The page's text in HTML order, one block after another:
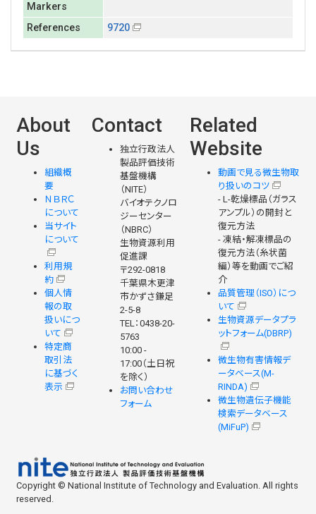
Markers
References
9720
About
Us
組織概
要
ＮＢＲＣ
について
当サイト
について
利用規
約
個人情
報の取
扱いにつ
いて
特定商
取引法
に基づく
表示
Contact
独立行政法人
製品評価技術
基盤機構
（NITE）
バイオテクノロ
ジーセンター
（NBRC）
生物資源利用
促進課
〒292-0818
千葉県木更津
市かずさ鎌足
2-5-8
TEL：0438-20-
5763
10:00 -
17:00（土日祝
を除く）
お問い合わせ
フォーム
Related
Website
動画で見る微生物取
り扱いのコツ
- L-乾燥標品（ガラス
アンプル）の開封と
復元方法
- 凍結・解凍標品の
復元方法（糸状菌
編）等を動画でご紹
介
品質管理（ISO）につ
いて
生物資源データプラ
ットフォーム(DBRP)
微生物有害情報デ
ータベース(M-
RINDA)
微生物遺伝子機能
検索データベース
(MiFuP)
Copyright © National Institute of Technology and Evaluation. All rights
reserved.